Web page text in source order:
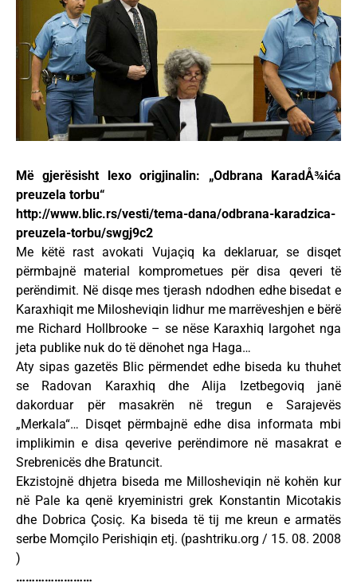
Më gjerësisht lexo origjinalin: „Odbrana KaradÅ¾ića
preuzela torbu“
http://www.blic.rs/vesti/tema-dana/odbrana-karadzica-
preuzela-torbu/swgj9c2
Me këtë rast avokati Vujaçiq ka deklaruar, se disqet
përmbajnë material komprometues për disa qeveri të
perëndimit. Në disqe mes tjerash ndodhen edhe bisedat e
Karaxhiqit me Milosheviqin lidhur me marrëveshjen e bërë
me Richard Hollbrooke – se nëse Karaxhiq largohet nga
jeta publike nuk do të dënohet nga Haga…
Aty sipas gazetës Blic përmendet edhe biseda ku thuhet
se Radovan Karaxhiq dhe Alija Izetbegoviq janë
dakorduar për masakrën në tregun e Sarajevës
„Merkala“… Disqet përmbajnë edhe disa informata mbi
implikimin e disa qeverive perëndimore në masakrat e
Srebrenicës dhe Bratuncit.
Ekzistojnë dhjetra biseda me Millosheviqin në kohën kur
në Pale ka qenë kryeministri grek Konstantin Micotakis
dhe Dobrica Çosiç. Ka biseda të tij me kreun e armatës
serbe Momçilo Perishiqin etj. (pashtriku.org / 15. 08. 2008
)
……………………